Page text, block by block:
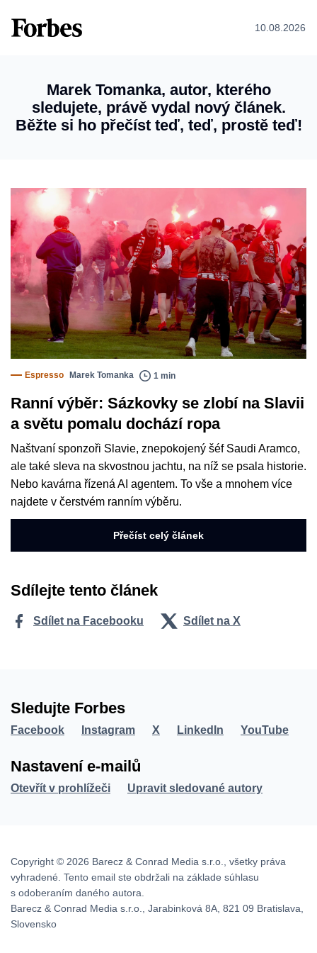
10.08.2026
Marek Tomanka, autor, kterého
sledujete, právě vydal nový článek.
Běžte si ho přečíst teď, teď, prostě teď!
Espresso Marek Tomanka 1 min
Ranní výběr: Sázkovky se zlobí na Slavii
a světu pomalu dochází ropa
Naštvaní sponzoři Slavie, znepokojený šéf Saudi Aramco,
ale také sleva na skvostnou jachtu, na níž se psala historie.
Nebo kavárna řízená AI agentem. To vše a mnohem více
najdete v čerstvém ranním výběru.
Přečíst celý článek
Sdílejte tento článek
Sdílet na Facebooku Sdílet na X
Sledujte Forbes
Facebook Instagram X LinkedIn YouTube
Nastavení e-mailů
Otevřít v prohlížeči Upravit sledované autory
Copyright © 2026 Barecz & Conrad Media s.r.o., všetky práva
vyhradené. Tento email ste obdržali na základe súhlasu
s odoberaním daného autora.
Barecz & Conrad Media s.r.o., Jarabinková 8A, 821 09 Bratislava,
Slovensko